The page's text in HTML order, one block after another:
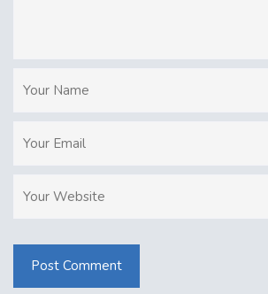
Post Comment